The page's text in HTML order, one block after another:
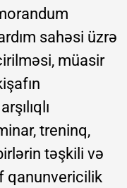
sahəsi üzrə
müasir
treninq,
təşkili və
qanunvericilik